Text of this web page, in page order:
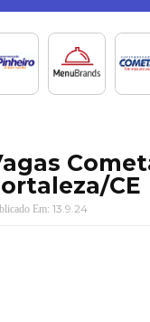
CE
13.9.24